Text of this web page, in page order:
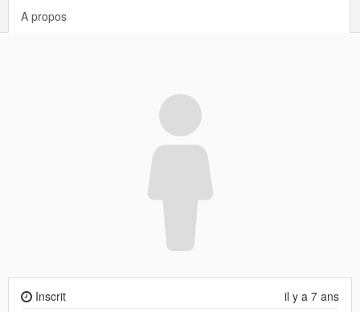
A propos
il y a 7 ans
Inscrit